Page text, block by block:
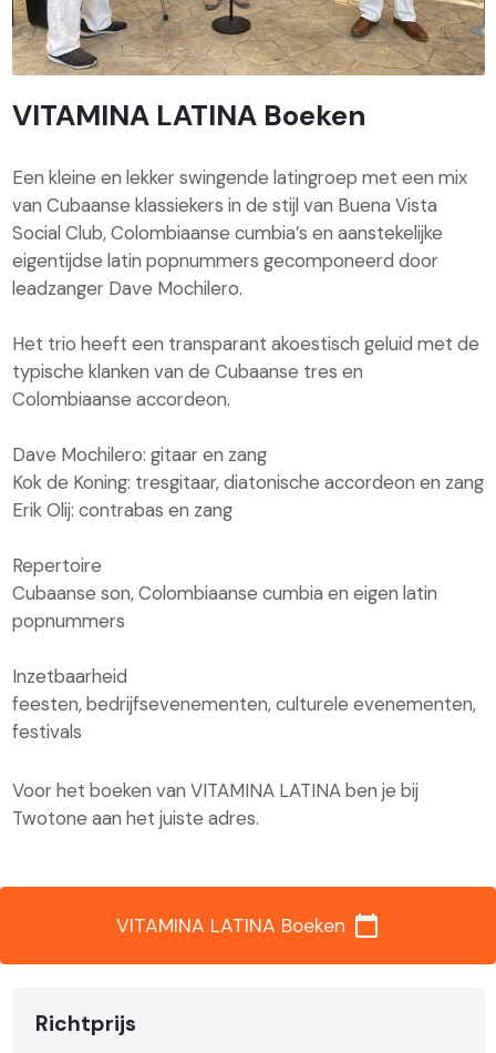
VITAMINA LATINA Boeken
Een kleine en lekker swingende latingroep met een mix
van Cubaanse klassiekers in de stijl van Buena Vista
Social Club, Colombiaanse cumbia’s en aanstekelijke
eigentijdse latin popnummers gecomponeerd door
leadzanger Dave Mochilero.
Het trio heeft een transparant akoestisch geluid met de
typische klanken van de Cubaanse tres en
Colombiaanse accordeon.
Dave Mochilero: gitaar en zang
Kok de Koning: tresgitaar, diatonische accordeon en zang
Erik Olij: contrabas en zang
Repertoire
Cubaanse son, Colombiaanse cumbia en eigen latin
popnummers
Inzetbaarheid
feesten, bedrijfsevenementen, culturele evenementen,
festivals
Voor het boeken van VITAMINA LATINA ben je bij
Twotone aan het juiste adres.
VITAMINA LATINA Boeken calendar_today
Richtprijs